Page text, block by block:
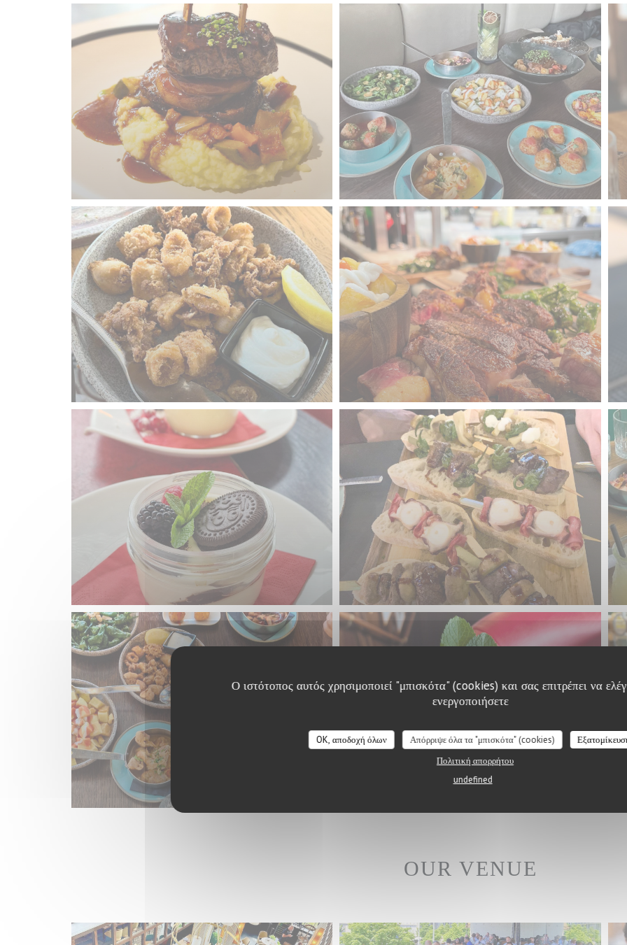
Ο ιστότοπος αυτός χρησιμοποιεί "μπισκότα" (cookies) και σας επιτρέπει να
ενεργοποιήσετε
OK, αποδοχή όλων Απόρριψε όλα τα "μπισκότα" (cookies)
Πολιτική απορρήτου
undefined
OUR VENUE